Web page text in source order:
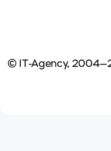
© IT-Agency,